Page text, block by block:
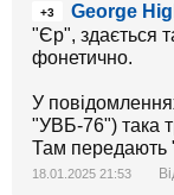
+3
George
"Єр", здається
фонетично.
У
"УВБ-76") така
Там передають
18.01.2025 21:53